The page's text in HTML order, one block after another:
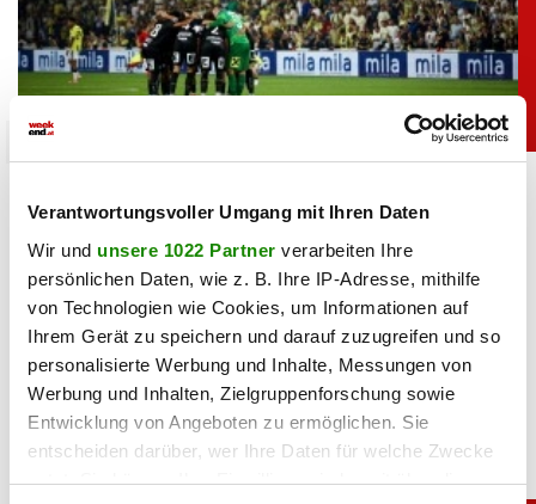
Verantwortungsvoller Umgang mit Ihren Daten
Wir und unsere 1022 Partner verarbeiten Ihre
persönlichen Daten, wie z. B. Ihre IP-Adresse, mithilfe
von Technologien wie Cookies, um Informationen auf
Ihrem Gerät zu speichern und darauf zuzugreifen und so
personalisierte Werbung und Inhalte, Messungen von
Werbung und Inhalten, Zielgruppenforschung sowie
Entwicklung von Angeboten zu ermöglichen. Sie
entscheiden darüber, wer Ihre Daten für welche Zwecke
nutzt. Sie können Ihre Einwilligung jederzeit über die
unterhaltung
bei Fußballfans
06.08.2026 UM 09:36,YUNUS EMRE KURT
Kurioser Patzer im ORF: Kommentator Daniel Warmuth
begrüßte die Zuschauer beim Sturm-Spiel live aus der
„türkischen Hauptstadt” und meinte damit Istanbul.